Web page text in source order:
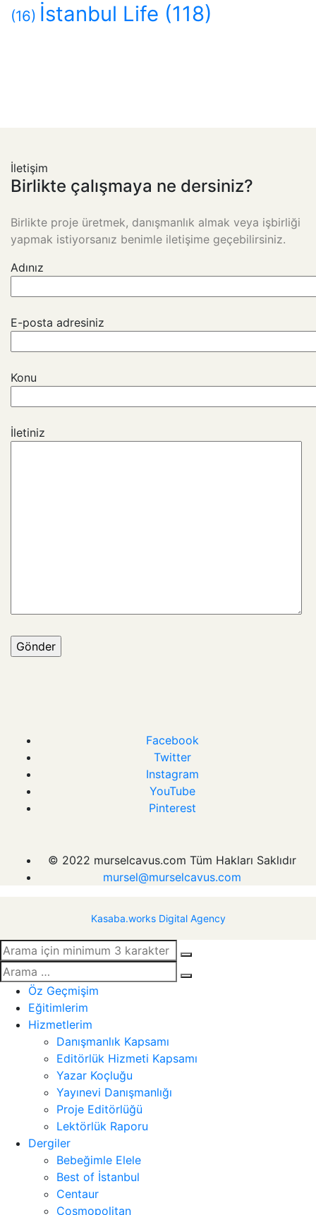
(16) İstanbul Life (118)
İletişim
Birlikte çalışmaya ne dersiniz?
Birlikte proje üretmek, danışmanlık almak veya işbirliği
yapmak istiyorsanız benimle iletişime geçebilirsiniz.
Adınız
E-posta adresiniz
Konu
İletiniz
Facebook
Twitter
Instagram
YouTube
Pinterest
© 2022 murselcavus.com Tüm Hakları Saklıdır
mursel@murselcavus.com
Kasaba.works Digital Agency
Öz Geçmişim
Eğitimlerim
Hizmetlerim
Danışmanlık Kapsamı
Editörlük Hizmeti Kapsamı
Yazar Koçluğu
Yayınevi Danışmanlığı
Proje Editörlüğü
Lektörlük Raporu
Dergiler
Bebeğimle Elele
Best of İstanbul
Centaur
Cosmopolitan